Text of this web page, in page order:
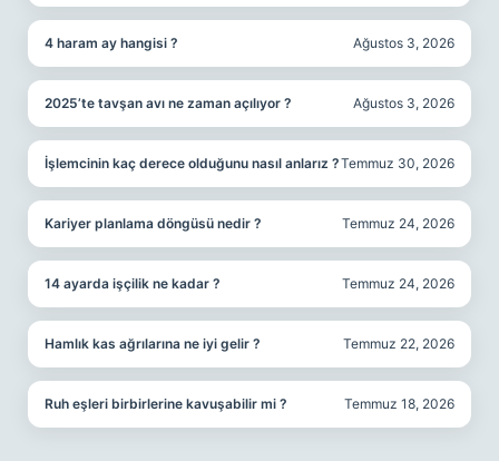
4 haram ay hangisi ? Ağustos 3, 2026
2025’te tavşan avı ne zaman açılıyor ? Ağustos 3, 2026
İşlemcinin kaç derece olduğunu nasıl anlarız ?Temmuz 30, 2026
Kariyer planlama döngüsü nedir ? Temmuz 24, 2026
14 ayarda işçilik ne kadar ? Temmuz 24, 2026
Hamlık kas ağrılarına ne iyi gelir ? Temmuz 22, 2026
Ruh eşleri birbirlerine kavuşabilir mi ? Temmuz 18, 2026